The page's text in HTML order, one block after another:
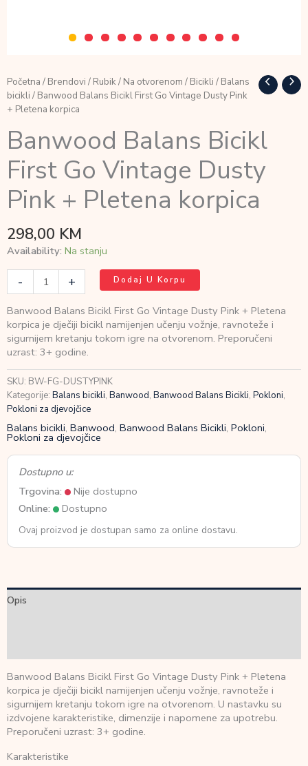
Početna / Brendovi / Rubik/ Na otvorenom / Bicikli / Balans
bicikli / Banwood Balans Bicikl First Go Vintage Dusty Pink
+ Pletena korpica
Banwood Balans Bicikl
First Go Vintage Dusty
Pink + Pletena korpica
298,00 KM
Availability: Na stanju
-
Banwood
First
Go
Vintage
Dusty
Pink
+
Pletena
korpica
količina
+ Dodaj U Korpu
Banwood Balans Bicikl First Go Vintage Dusty Pink + Pletena
korpica je dječiji bicikl namijenjen učenju vožnje, ravnoteže i
sigurnijem kretanju tokom igre na otvorenom. Preporučeni
uzrast: 3+ godine.
SKU: BW-FG-DUSTYPINK
Kategorije: Balans bicikli, Banwood, Banwood Balans Bicikli, Pokloni,
Pokloni za djevojčice
Balans bicikli, Banwood, Banwood Balans Bicikli, Pokloni,
Pokloni za djevojčice
Dostupno u:
Trgovina:
Nije dostupno
Online:
Dostupno
Ovaj proizvod je dostupan samo za online dostavu.
Opis
Banwood Balans Bicikl First Go Vintage Dusty Pink + Pletena
korpica je dječiji bicikl namijenjen učenju vožnje, ravnoteže i
sigurnijem kretanju tokom igre na otvorenom. U nastavku su
izdvojene karakteristike, dimenzije i napomene za upotrebu.
Preporučeni uzrast: 3+ godine.
Karakteristike